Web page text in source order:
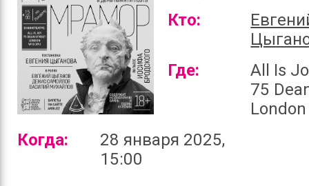
Кто:
Где:
All Is
75
Когда:
28 января 2025,
15:00